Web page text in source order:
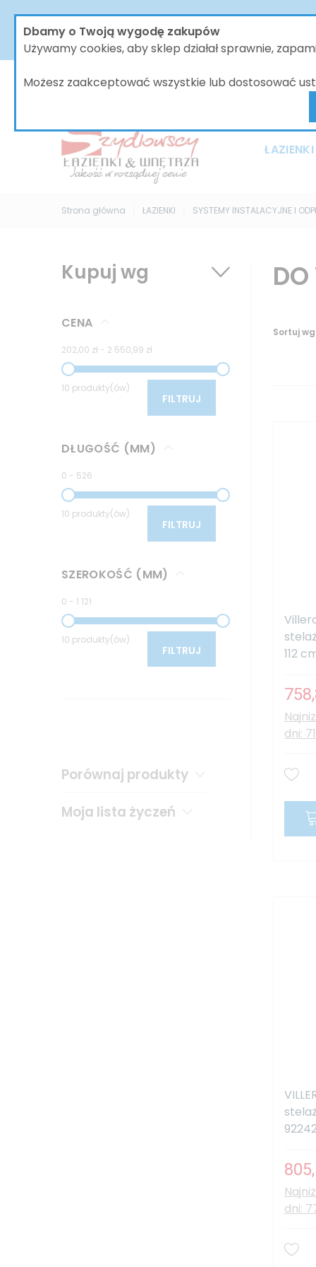
Dbamy o Twoją wygodę zakupów
Używamy cookies, aby sklep działał sprawnie,
Możesz zaakceptować wszystkie lub dostosować
W dniach od 30.07 do dnia 08.08.2026 nasze
bez zmian, jednak wszystkie wysyłki będą
ŁAZIENKI
Strona główna ŁAZIENKI SYSTEMY INSTALACYJNE I
Sortuj wg
112
dni:
dni:
Kupuj wg
CENA
202,00 zł - 2 550,99 zł
10 produkty(ów)
FILTRUJ
DŁUGOŚĆ (MM)
0 - 526
10 produkty(ów)
FILTRUJ
SZEROKOŚĆ (MM)
0 - 1 121
10 produkty(ów)
FILTRUJ
Porównaj produkty
Moja lista życzeń